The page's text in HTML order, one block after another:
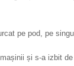
pe pod, pe
și s-a izbit